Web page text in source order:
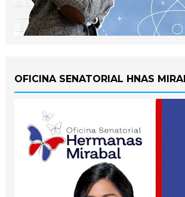
OFICINA SENATORIAL HNAS